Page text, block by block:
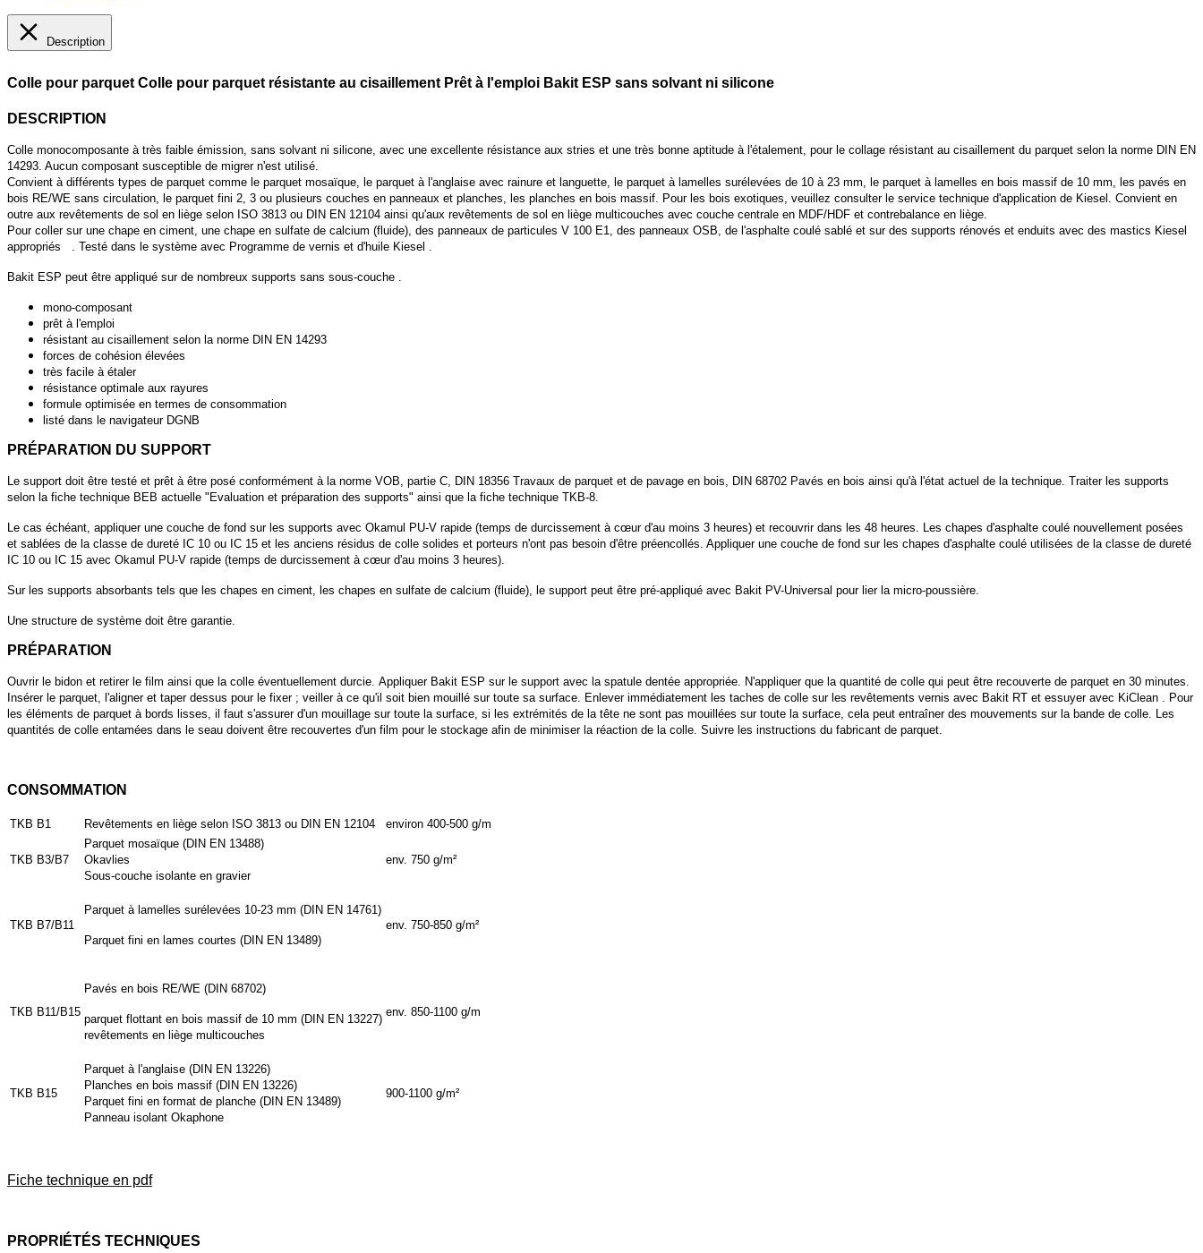
Description
Colle pour parquet Colle pour parquet résistante au cisaillement Prêt à l'emploi Bakit ESP sans solvant ni silicone
DESCRIPTION
Colle monocomposante à très faible émission, sans solvant ni silicone, avec une excellente résistance aux stries et une très bonne aptitude à l'étalement, pour le collage résistant au cisaillement du parquet selon la norme DIN EN
14293. Aucun composant susceptible de migrer n'est utilisé.
Convient à différents types de parquet comme le parquet mosaïque, le parquet à l'anglaise avec rainure et languette, le parquet à lamelles surélevées de 10 à 23 mm, le parquet à lamelles en bois massif de 10 mm, les pavés en
bois RE/WE sans circulation, le parquet fini 2, 3 ou plusieurs couches en panneaux et planches, les planches en bois massif. Pour les bois exotiques, veuillez consulter le service technique d'application de Kiesel. Convient en
outre aux revêtements de sol en liège selon ISO 3813 ou DIN EN 12104 ainsi qu'aux revêtements de sol en liège multicouches avec couche centrale en MDF/HDF et contrebalance en liège.
Pour coller sur une chape en ciment, une chape en sulfate de calcium (fluide), des panneaux de particules V 100 E1, des panneaux OSB, de l'asphalte coulé sablé et sur des supports rénovés et enduits avec des mastics Kiesel
appropriés . Testé dans le système avec Programme de vernis et d'huile Kiesel .
Bakit ESP peut être appliqué sur de nombreux supports sans sous-couche .
mono-composant
prêt à l'emploi
résistant au cisaillement selon la norme DIN EN 14293
forces de cohésion élevées
très facile à étaler
résistance optimale aux rayures
formule optimisée en termes de consommation
listé dans le navigateur DGNB
PRÉPARATION DU SUPPORT
Le support doit être testé et prêt à être posé conformément à la norme VOB, partie C, DIN 18356 Travaux de parquet et de pavage en bois, DIN 68702 Pavés en bois ainsi qu'à l'état actuel de la technique. Traiter les supports
selon la fiche technique BEB actuelle "Evaluation et préparation des supports" ainsi que la fiche technique TKB-8.
Le cas échéant, appliquer une couche de fond sur les supports avec Okamul PU-V rapide (temps de durcissement à cœur d'au moins 3 heures) et recouvrir dans les 48 heures. Les chapes d'asphalte coulé nouvellement posées
et sablées de la classe de dureté IC 10 ou IC 15 et les anciens résidus de colle solides et porteurs n'ont pas besoin d'être préencollés. Appliquer une couche de fond sur les chapes d'asphalte coulé utilisées de la classe de dureté
IC 10 ou IC 15 avec Okamul PU-V rapide (temps de durcissement à cœur d'au moins 3 heures).
Sur les supports absorbants tels que les chapes en ciment, les chapes en sulfate de calcium (fluide), le support peut être pré-appliqué avec Bakit PV-Universal pour lier la micro-poussière.
Une structure de système doit être garantie.
PRÉPARATION
Ouvrir le bidon et retirer le film ainsi que la colle éventuellement durcie. Appliquer Bakit ESP sur le support avec la spatule dentée appropriée. N'appliquer que la quantité de colle qui peut être recouverte de parquet en 30 minutes.
Insérer le parquet, l'aligner et taper dessus pour le fixer ; veiller à ce qu'il soit bien mouillé sur toute sa surface. Enlever immédiatement les taches de colle sur les revêtements vernis avec Bakit RT et essuyer avec KiClean . Pour
les éléments de parquet à bords lisses, il faut s'assurer d'un mouillage sur toute la surface, si les extrémités de la tête ne sont pas mouillées sur toute la surface, cela peut entraîner des mouvements sur la bande de colle. Les
quantités de colle entamées dans le seau doivent être recouvertes d'un film pour le stockage afin de minimiser la réaction de la colle. Suivre les instructions du fabricant de parquet.
CONSOMMATION
TKB B1 Revêtements en liège selon ISO 3813 ou DIN EN 12104 environ 400-500 g/m
TKB B3/B7
Parquet mosaïque (DIN EN 13488)
Okavlies
Sous-couche isolante en gravier
env. 750 g/m²
TKB B7/B11
Parquet à lamelles surélevées 10-23 mm (DIN EN 14761)
Parquet fini en lames courtes (DIN EN 13489)
env. 750-850 g/m²
TKB B11/B15
Pavés en bois RE/WE (DIN 68702)
parquet flottant en bois massif de 10 mm (DIN EN 13227)
revêtements en liège multicouches
env. 850-1100 g/m
TKB B15
Parquet à l'anglaise (DIN EN 13226)
Planches en bois massif (DIN EN 13226)
Parquet fini en format de planche (DIN EN 13489)
Panneau isolant Okaphone
900-1100 g/m²
Fiche technique en pdf
PROPRIÉTÉS TECHNIQUES